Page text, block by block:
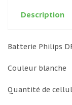
Description
Batterie Philips
Couleur blanche
Quantité de